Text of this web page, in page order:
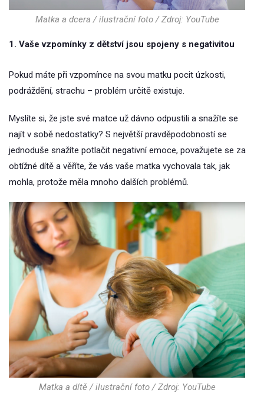
Matka a dcera / ilustrační foto / Zdroj: YouTube
1. Vaše vzpomínky z dětství jsou spojeny s negativitou
Pokud máte při vzpomínce na svou matku pocit úzkosti,
podráždění, strachu – problém určitě existuje.
Myslíte si, že jste své matce už dávno odpustili a snažíte se
najít v sobě nedostatky? S největší pravděpodobností se
jednoduše snažíte potlačit negativní emoce, považujete se za
obtížné dítě a věříte, že vás vaše matka vychovala tak, jak
mohla, protože měla mnoho dalších problémů.
Matka a dítě / ilustrační foto / Zdroj: YouTube